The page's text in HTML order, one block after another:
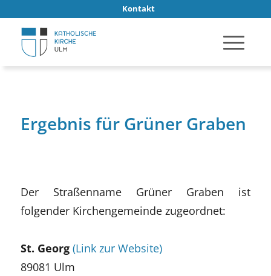
Kontakt
Ergebnis für Grüner Graben
Der Straßenname Grüner Graben ist
folgender Kirchengemeinde zugeordnet:
St. Georg (Link zur Website)
89081 Ulm